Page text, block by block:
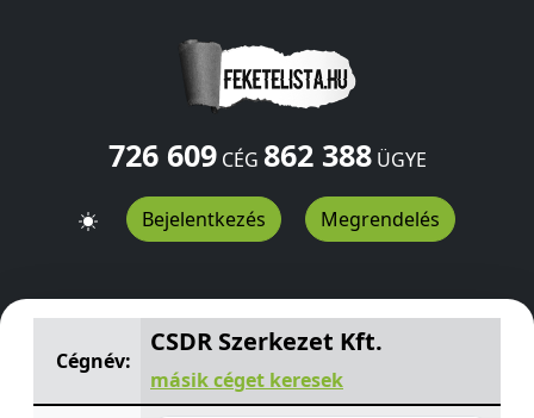
726 609CÉG 862 388ÜGYE
Bejelentkezés Megrendelés
CSDR Szerkezet Kft. Szerencs utca 172.
Cégnév:
CSDR Szerkezet Kft.
másik céget keresek